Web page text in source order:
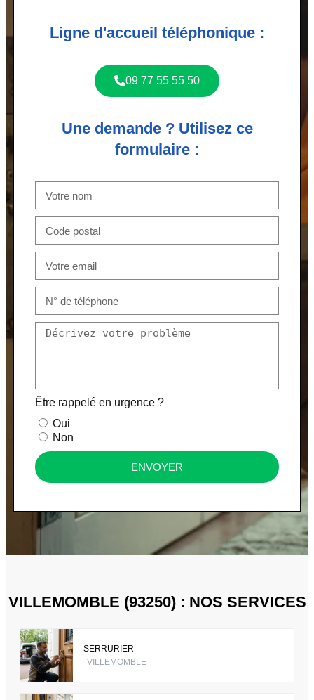
Ligne d'accueil téléphonique :
09 77 55 55 50
Une demande ? Utilisez ce
formulaire :
Être rappelé en urgence ?
Oui
Non
ENVOYER
VILLEMOMBLE (93250) : NOS SERVICES
SERRURIER
VILLEMOMBLE